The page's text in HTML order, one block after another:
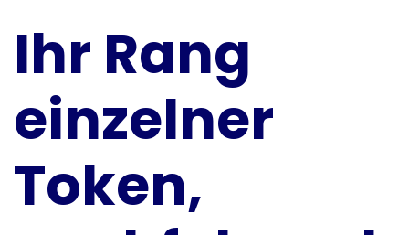
Ihr Rang
einzelner
Token,